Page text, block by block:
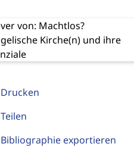
Drucken
Teilen
Bibliographie exportieren